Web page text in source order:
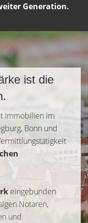
Generation.
ist die
Immobilien im
Bonn und
eingebunden
Notaren,
und